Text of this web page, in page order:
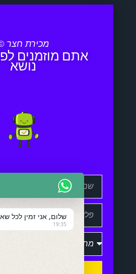
מכירת חצר
אתם מוזמנים
נושא
שלום, אני זמין לכל
19:35